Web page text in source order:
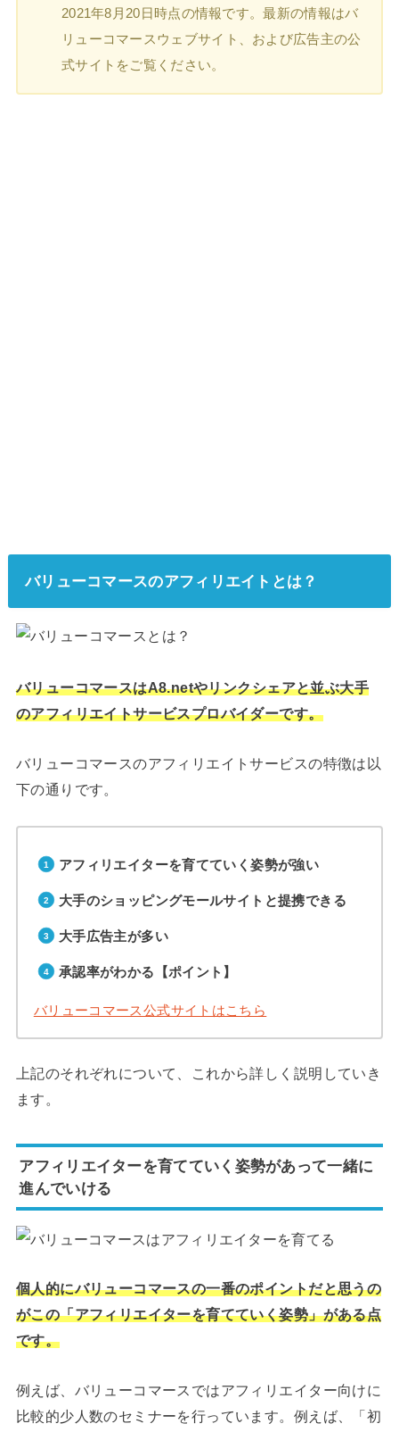
2021年8月20日時点の情報です。最新の情報はバ
リューコマースウェブサイト、および広告主の公
式サイトをご覧ください。
バリューコマースのアフィリエイトとは？
バリューコマースはA8.netやリンクシェアと並ぶ大手
のアフィリエイトサービスプロバイダーです。
バリューコマースのアフィリエイトサービスの特徴は以
下の通りです。
アフィリエイターを育てていく姿勢が強い
大手のショッピングモールサイトと提携できる
大手広告主が多い
承認率がわかる【ポイント】
バリューコマース公式サイトはこちら
上記のそれぞれについて、これから詳しく説明していき
ます。
アフィリエイターを育てていく姿勢があって一緒に
進んでいける
個人的にバリューコマースの一番のポイントだと思うの
がこの「アフィリエイターを育てていく姿勢」がある点
です。
例えば、バリューコマースではアフィリエイター向けに
比較的少人数のセミナーを行っています。例えば、「初